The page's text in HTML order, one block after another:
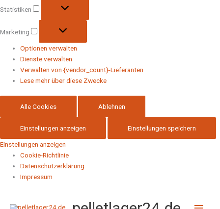
Statistiken
Marketing
Optionen verwalten
Dienste verwalten
Verwalten von {vendor_count}-Lieferanten
Lese mehr über diese Zwecke
Alle Cookies Ablehnen
Einstellungen anzeigen Einstellungen speichern
Einstellungen anzeigen
Cookie-Richtlinie
Datenschutzerklärung
Impressum